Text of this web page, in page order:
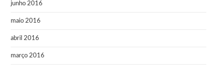
junho 2016
maio 2016
abril 2016
março 2016